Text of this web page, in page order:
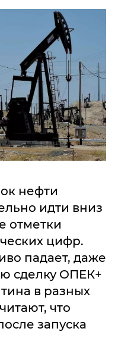
нефти
идти вниз
отметки
цифр.
падает, даже
сделку ОПЕК+
в разных
что
запуска